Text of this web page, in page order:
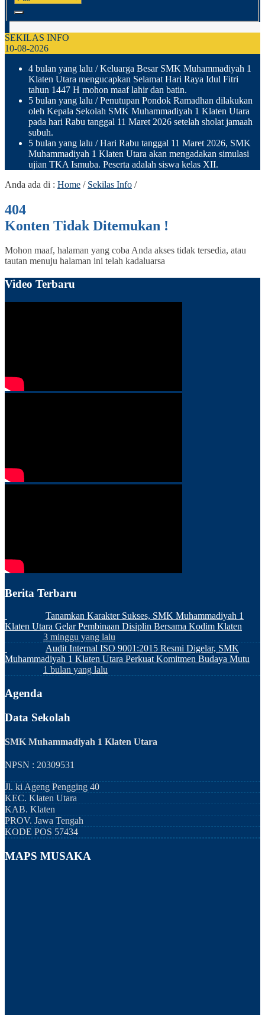
SEKILAS INFO
10-08-2026
4 bulan yang lalu / Keluarga Besar SMK Muhammadiyah 1
Klaten Utara mengucapkan Selamat Hari Raya Idul Fitri
tahun 1447 H mohon maaf lahir dan batin.
5 bulan yang lalu / Penutupan Pondok Ramadhan dilakukan
oleh Kepala Sekolah SMK Muhammadiyah 1 Klaten Utara
pada hari Rabu tanggal 11 Maret 2026 setelah sholat jamaah
subuh.
5 bulan yang lalu / Hari Rabu tanggal 11 Maret 2026, SMK
Muhammadiyah 1 Klaten Utara akan mengadakan simulasi
ujian TKA Ismuba. Peserta adalah siswa kelas XII.
Anda ada di : Home / Sekilas Info /
404
Konten Tidak Ditemukan !
Mohon maaf, halaman yang coba Anda akses tidak tersedia, atau
tautan menuju halaman ini telah kadaluarsa
Video Terbaru
Berita Terbaru
Tanamkan Karakter Sukses, SMK Muhammadiyah 1
Klaten Utara Gelar Pembinaan Disiplin Bersama Kodim Klaten
3 minggu yang lalu
Audit Internal ISO 9001:2015 Resmi Digelar, SMK
Muhammadiyah 1 Klaten Utara Perkuat Komitmen Budaya Mutu
1 bulan yang lalu
Agenda
Data Sekolah
SMK Muhammadiyah 1 Klaten Utara
NPSN : 20309531
Jl. ki Ageng Pengging 40
KEC. Klaten Utara
KAB. Klaten
PROV. Jawa Tengah
KODE POS 57434
MAPS MUSAKA